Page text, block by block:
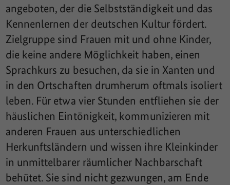
angeboten, der die Selbstständigkeit und das
Kennenlernen der deutschen Kultur fördert.
Zielgruppe sind Frauen mit und ohne Kinder,
die keine andere Möglichkeit haben, einen
Sprachkurs zu besuchen, da sie in Xanten und
in den Ortschaften drumherum oftmals isoliert
leben. Für etwa vier Stunden entfliehen sie der
häuslichen Eintönigkeit, kommunizieren mit
anderen Frauen aus unterschiedlichen
Herkunftsländern und wissen ihre Kleinkinder
in unmittelbarer räumlicher Nachbarschaft
behütet. Sie sind nicht gezwungen, am Ende